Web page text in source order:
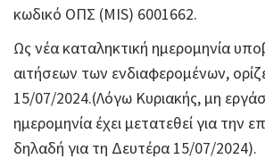
κωδικό ΟΠΣ (MIS) 6001662.
Ως νέα καταληκτική ημερομηνία
αιτήσεων των ενδιαφερομένων,
15/07/2024.(Λόγω Κυριακής, μη
ημερομηνία έχει μετατεθεί για την
δηλαδή για τη Δευτέρα 15/07/2024).